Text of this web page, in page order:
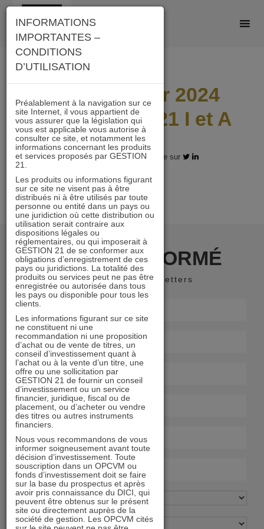
Skip
content
Lettre janvier 2024
IMMOBILIER 21 I et A
12.02.2024 - Partagez l'article sur
RESTER INFORMÉ
Recevoir nos newsletters
INFORMATIONS
IMPORTANTES –
CONDITIONS
D’UTILISATION
Préalablement à la navigation sur ce
site Internet, il vous appartient de
vous assurer que la législation qui
vous est applicable vous autorise à
consulter ce site, et notamment les
informations concernant les produits
et services proposés par GESTION
21.
Les produits ou informations figurant
sur ce site ne visent pas à être
distribués ni à être utilisés par toute
personne ou entité dans un pays ou
une juridiction où cette distribution ou
utilisation serait contraire aux
dispositions légales ou
réglementaires, ou qui imposerait à
GESTION 21 de se conformer aux
obligations d’enregistrement de ces
pays ou juridictions. La totalité des
produits ou services peut ne pas être
enregistrée ou autorisée dans tous
les pays ou disponible pour tous les
clients.
Les informations figurant sur ce site
ne constituent ni une
recommandation ni une proposition
d’achat ou de vente de titres, un
conseil d’investissement quant à
l’achat ou à la vente d’un titre, une
offre ou une sollicitation par
GESTION 21 de fournir un conseil
d’investissement ou un service
financier, juridique, fiscal ou de
placement, ou d’acheter ou vendre
des titres ou autres instruments
financiers.
Nous vous recommandons de vous
informer soigneusement avant toute
décision d’investissement. Toute
souscription dans un OPCVM ou
fonds d’investissement doit se faire
sur la base du prospectus et après
avoir pris connaissance du DICI, qui
peuvent être obtenus sur le présent
site ou directement auprès de la
société de gestion. Les OPCVM cités